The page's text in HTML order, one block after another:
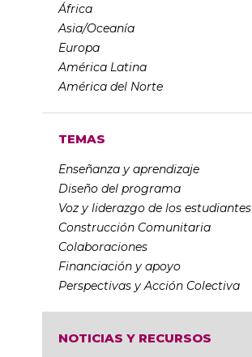
África
Asia/Oceanía
Europa
América Latina
América del Norte
TEMAS
Enseñanza y aprendizaje
Diseño del programa
Voz y liderazgo de los estudiantes
Construcción Comunitaria
Colaboraciones
Financiación y apoyo
Perspectivas y Acción Colectiva
NOTICIAS Y RECURSOS